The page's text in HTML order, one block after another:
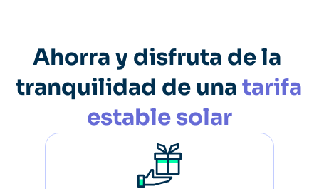
tranquilidad de una tarifa
estable solar